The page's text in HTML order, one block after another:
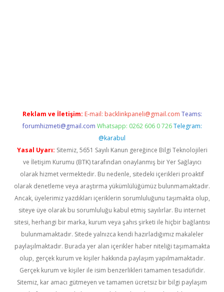
Reklam ve İletişim: E-mail: backlinkpaneli@gmail.com Teams:
forumhizmeti@gmail.com Whatsapp: 0262 606 0 726 Telegram:
@karabul
Yasal Uyarı: Sitemiz, 5651 Sayılı Kanun gereğince Bilgi Teknolojileri
ve İletişim Kurumu (BTK) tarafından onaylanmış bir Yer Sağlayıcı
olarak hizmet vermektedir. Bu nedenle, sitedeki içerikleri proaktif
olarak denetleme veya araştırma yükümlülüğümüz bulunmamaktadır.
Ancak, üyelerimiz yazdıkları içeriklerin sorumluluğunu taşımakta olup,
siteye üye olarak bu sorumluluğu kabul etmiş sayılırlar. Bu internet
sitesi, herhangi bir marka, kurum veya şahıs şirketi ile hiçbir bağlantısı
bulunmamaktadır. Sitede yalnızca kendi hazırladığımız makaleler
paylaşılmaktadır. Burada yer alan içerikler haber niteliği taşımamakta
olup, gerçek kurum ve kişiler hakkında paylaşım yapılmamaktadır.
Gerçek kurum ve kişiler ile isim benzerlikleri tamamen tesadüfidir.
Sitemiz, kar amacı gütmeyen ve tamamen ücretsiz bir bilgi paylaşım